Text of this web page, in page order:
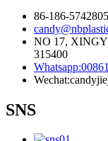
86-186-
NO 17,
315400
SNS